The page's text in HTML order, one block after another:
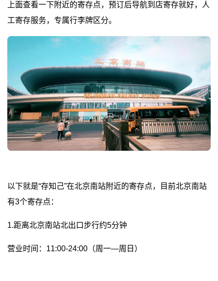
上面查看一下附近的寄存点，预订后导航到店寄存就好，人
工寄存服务，专属行李牌区分。
以下就是“存知己”在北京南站附近的寄存点，目前北京南站
有3个寄存点：
1.距离北京南站北出口步行约5分钟
营业时间：11:00-24:00（周一—周日）